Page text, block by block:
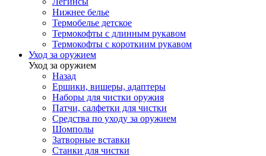
Нижнее белье
Термобелье детское
Термокофты с длинным рукавом
Термокофты с короткиим рукавом
Уход за оружием
Уход за оружием
Назад
Ершики, вишеры, адаптеры
Наборы для чистки оружия
Патчи, салфетки для чистки
Средства по уходу за оружием
Шомполы
Затворные вставки
Станки для чистки